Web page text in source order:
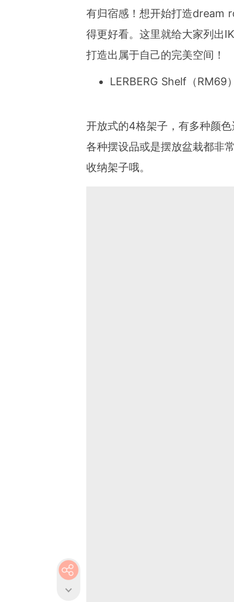
有归宿感！想开始打造dream
得更好看。这里就给大家列出
打造出属于自己的完美空间！
LERBERG Shelf（RM69）
开放式的4格架子，有多种颜
各种摆设品或是摆放盆栽都非
收纳架子哦。